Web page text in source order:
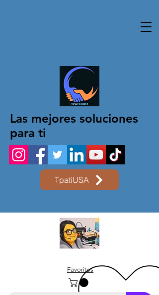
Las mejores soluciones
para ti
TpatiUSA
Favoritos